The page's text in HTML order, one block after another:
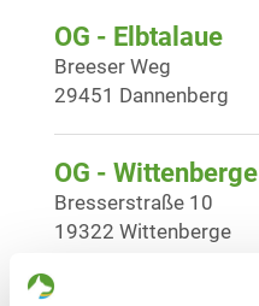
OG - Elbtalaue
Breeser Weg
29451 Dannenberg
OG - Wittenberge
Bresserstraße 10
19322 Wittenberge